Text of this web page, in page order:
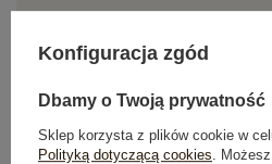
GŁÓWNE PARAMETRY
Konfiguracja zgód
Dbamy o Twoją prywatność
Sklep korzysta z plików cookie w
Polityką dotyczącą cookies .